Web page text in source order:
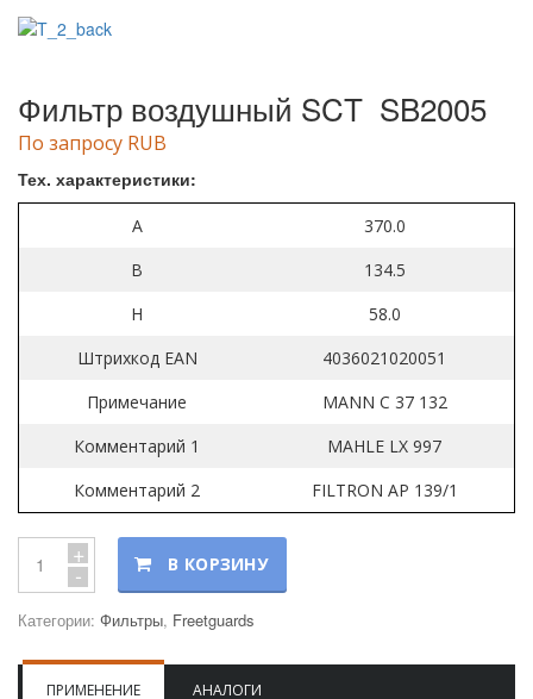
Фильтр воздушный SCT SB2005
По запросу RUB
Тех. характеристики:
A
370.0
B
134.5
H
58.0
Штрихкод EAN
4036021020051
Примечание
MANN C 37 132
Комментарий 1
MAHLE LX 997
Комментарий 2
FILTRON AP 139/1
+
- В КОРЗИНУ
Категории: Фильтры, Freetguards
ПРИМЕНЕНИЕ АНАЛОГИ